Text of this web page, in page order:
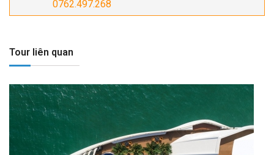
0762.497.268
Tour liên quan